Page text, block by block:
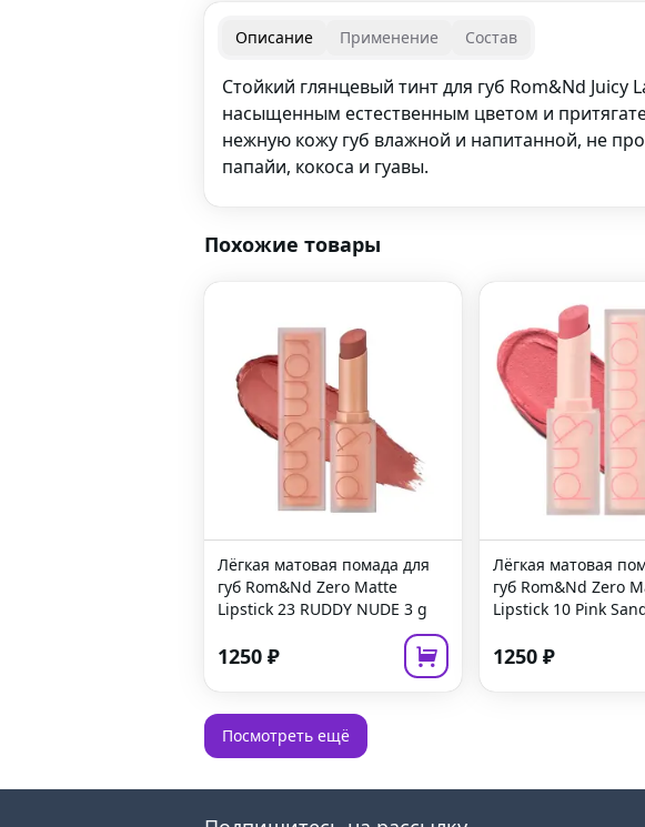
Описание Применение Состав
Стойкий глянцевый тинт для губ Rom&Nd Juicy
насыщенным естественным цветом и
нежную кожу губ влажной и напитанной, не
папайи, кокоса и гуавы.
Похожие товары
Лёгкая матовая помада для
губ Rom&Nd Zero Matte
Lipstick 23 RUDDY NUDE 3 g
1250 ₽
Лёгкая матовая
губ Rom&Nd Zero
Lipstick 10 Pink
1250 ₽
Посмотреть ещё